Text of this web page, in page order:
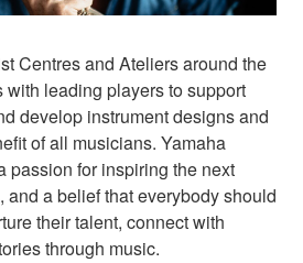
Centres and Ateliers around the
with leading players to support
develop instrument designs and
of all musicians. Yamaha
passion for inspiring the next
and a belief that everybody should
their talent, connect with
through music.